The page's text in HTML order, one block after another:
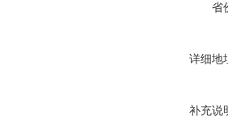
省
详细地
补充说